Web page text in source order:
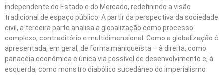
independente do Estado e do Mercado, redefinindo a visão
tradicional de espaço público. A partir da perspectiva da sociedade
civil, a terceira parte analisa a globalização como processo
complexo, contraditório e multidimensional. Como a globalização é
apresentada, em geral, de forma maniqueísta – à direita, como
panacéia econômica e única via possível de desenvolvimento e, à
esquerda, como monstro diabólico sucedâneo do imperialismo